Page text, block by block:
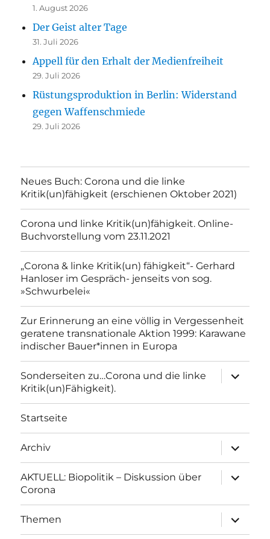
1. August 2026
Der Geist alter Tage
31. Juli 2026
Appell für den Erhalt der Medienfreiheit
29. Juli 2026
Rüstungsproduktion in Berlin: Widerstand
gegen Waffenschmiede
29. Juli 2026
Neues Buch: Corona und die linke
Kritik(un)fähigkeit (erschienen Oktober 2021)
Corona und linke Kritik(un)fähigkeit. Online-
Buchvorstellung vom 23.11.2021
„Corona & linke Kritik(un) fähigkeit“- Gerhard
Hanloser im Gespräch- jenseits von sog.
»Schwurbelei«
Zur Erinnerung an eine völlig in Vergessenheit
geratene transnationale Aktion 1999: Karawane
indischer Bauer*innen in Europa
Sonderseiten zu…Corona und die linke
Kritik(un)Fähigkeit).
anzeigen
Startseite
Archiv
anzeigen
AKTUELL: Biopolitik – Diskussion über
Corona
anzeigen
Themen
anzeigen